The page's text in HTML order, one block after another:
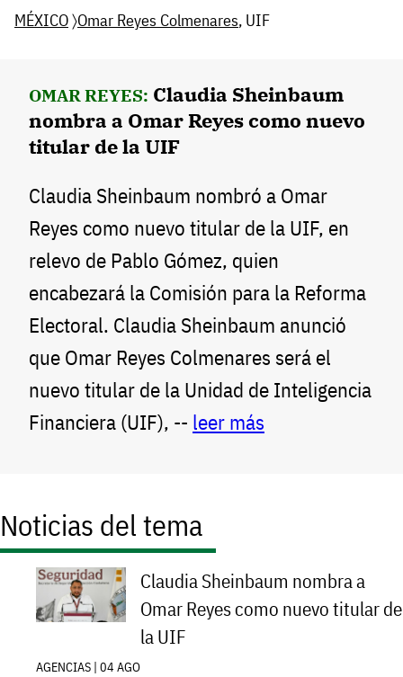
MÉXICO〉Omar Reyes Colmenares, UIF
OMAR REYES: Claudia Sheinbaum
nombra a Omar Reyes como nuevo
titular de la UIF
Claudia Sheinbaum nombró a Omar
Reyes como nuevo titular de la UIF, en
relevo de Pablo Gómez, quien
encabezará la Comisión para la Reforma
Electoral. Claudia Sheinbaum anunció
que Omar Reyes Colmenares será el
nuevo titular de la Unidad de Inteligencia
Financiera (UIF), -- leer más
Noticias del tema
Claudia Sheinbaum nombra a
Omar Reyes como nuevo titular de
la UIF
AGENCIAS | 04 AGO